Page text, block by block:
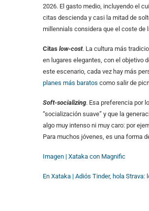
2026. El gasto medio, incluyendo el
citas descienda y casi la mitad de
millennials considera que el coste
Citas low-cost. La cultura más
en lugares elegantes, con el objetivo
este escenario, cada vez hay más
planes más baratos como salir de
Soft-socializing. Esa preferencia por
“socialización suave” y que la
algo muy intenso ni muy caro: por
Para muchos jóvenes, es una forma
Imagen | Xataka con Magnific
En Xataka | Adiós Tinder, hola